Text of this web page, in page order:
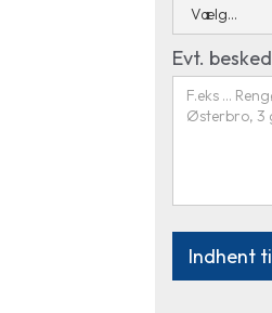
Evt. besked